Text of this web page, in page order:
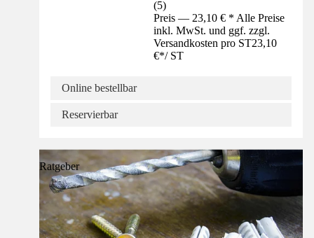
(5)
Preis — 23,10 € * Alle Preise
inkl. MwSt. und ggf. zzgl.
Versandkosten pro ST23,10
€*/ ST
Online bestellbar
Reservierbar
Ratgeber